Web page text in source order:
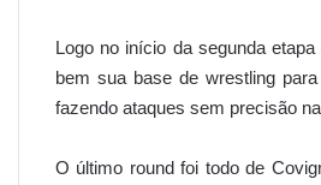
Logo no início da segunda
bem sua base de wrestling
fazendo ataques sem precisão
O último round foi todo de